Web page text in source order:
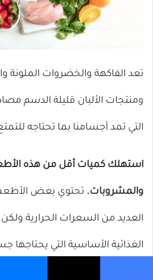
تعد الفاكهة والخضروات الملونة
ومنتجات الألبان قليلة الدسم
التي تمد أجسامنا بما تحتاجه
استهلك كميات أقل من هذه
والمشروبات. تحتوي بعض
العديد من السعرات الحرارية
الغذائية الأساسية التي